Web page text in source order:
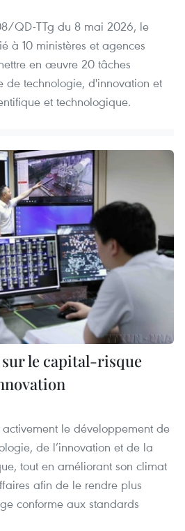
QD-TTg du 8 mai 2026, le
à 10 ministères et agences
en œuvre 20 tâches
de technologie, d'innovation et
et technologique.
le capital-risque
le développement de
de l’innovation et de la
tout en améliorant son climat
afin de le rendre plus
conforme aux standards